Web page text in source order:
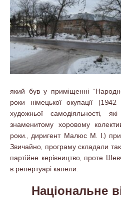
який був у приміщенні
роки німецької окупації
художньої самодіяльності,
знаменитому хоровому
роки., диригент Малюс М. І.)
Звичайно, програму складали
партійне керівництво, проте
в репертуарі капели.
Національне